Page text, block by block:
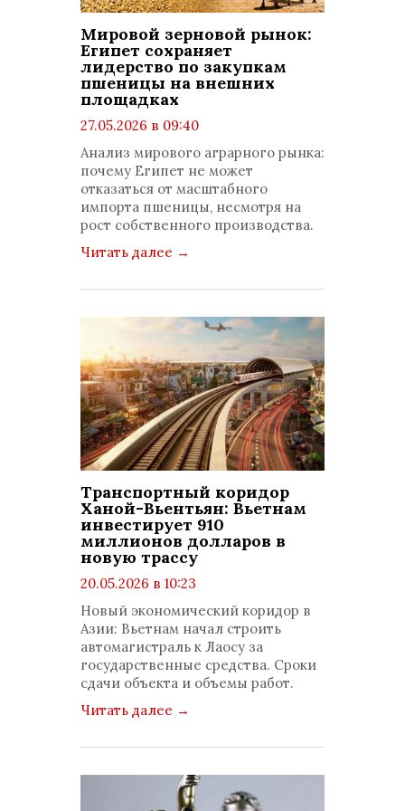
Мировой зерновой рынок:
Египет сохраняет
лидерство по закупкам
пшеницы на внешних
площадках
27.05.2026 в 09:40
комментариев: 0
Анализ мирового аграрного рынка:
почему Египет не может
отказаться от масштабного
импорта пшеницы, несмотря на
рост собственного производства.
Читать далее →
Транспортный коридор
Ханой-Вьентьян: Вьетнам
инвестирует 910
миллионов долларов в
новую трассу
20.05.2026 в 10:23
просмотров: 578
комментариев: 0
Новый экономический коридор в
Азии: Вьетнам начал строить
автомагистраль к Лаосу за
государственные средства. Сроки
сдачи объекта и объемы работ.
Читать далее →